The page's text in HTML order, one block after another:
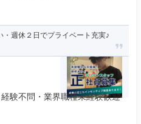
・週休２日でプライベート充実♪
験不問・業界職種未経験歓迎